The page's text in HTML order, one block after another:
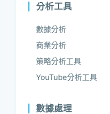
分析工具
數據分析
商業分析
策略分析工具
YouTube分析工具
數據處理